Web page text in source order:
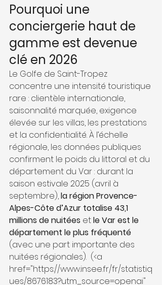
Pourquoi une
conciergerie haut de
gamme est devenue
clé en 2026
Le Golfe de Saint-Tropez
concentre une intensité touristique
rare : clientèle internationale,
saisonnalité marquée, exigence
élevée sur les villas, les prestations
et la confidentialité. À l’échelle
régionale, les données publiques
confirment le poids du littoral et du
département du Var : durant la
saison estivale 2025 (avril à
septembre), la région Provence-
Alpes-Côte d’Azur totalise 43,1
millions de nuitées et le Var est le
département le plus fréquenté
(avec une part importante des
nuitées régionales). (<a
href="https://www.insee.fr/fr/statistiq
ues/8676183?utm_source=openai"